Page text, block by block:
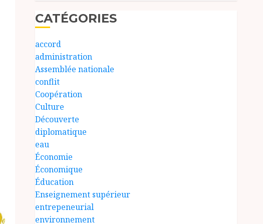
CATÉGORIES
accord
administration
Assemblée nationale
conflit
Coopération
Culture
Découverte
diplomatique
eau
Économie
Économique
Éducation
Enseignement supérieur
entrepeneurial
environnement